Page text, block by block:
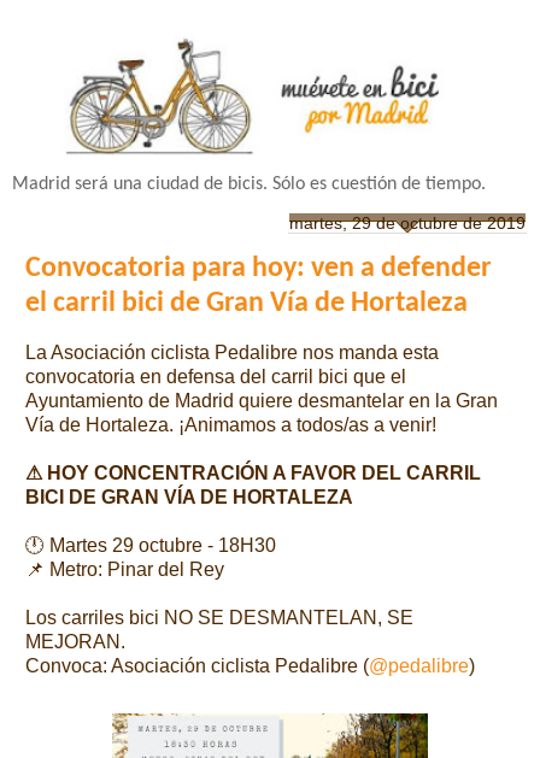
Madrid será una ciudad de bicis. Sólo es cuestión de tiempo.
martes, 29 de octubre de 2019
Convocatoria para hoy: ven a defender
el carril bici de Gran Vía de Hortaleza
La Asociación ciclista Pedalibre nos manda esta
convocatoria en defensa del carril bici que el
Ayuntamiento de Madrid quiere desmantelar en la Gran
Vía de Hortaleza. ¡Animamos a todos/as a venir!
⚠ HOY CONCENTRACIÓN A FAVOR DEL CARRIL
BICI DE GRAN VÍA DE HORTALEZA
🕛 Martes 29 octubre - 18H30
📌 Metro: Pinar del Rey
Los carriles bici NO SE DESMANTELAN, SE
MEJORAN.
Convoca: Asociación ciclista Pedalibre (@pedalibre)